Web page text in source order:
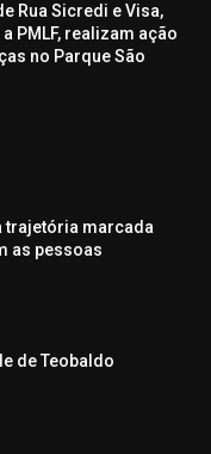
Rua Sicredi e Visa,
PMLF, realizam ação
no Parque São
trajetória marcada
as pessoas
de Teobaldo